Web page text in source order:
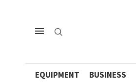
EQUIPMENT BUSINESS